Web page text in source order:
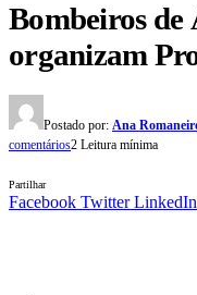
Bombeiros de
organizam
Postado por: Ana
comentários2 Leitura mínima
Partilhar
Facebook Twitter LinkedIn